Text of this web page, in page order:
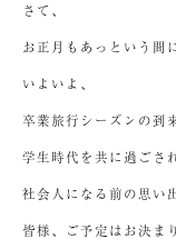
さて、
お正月もあっという間
いよいよ、
卒業旅行シーズンの到
学生時代を共に過ごさ
社会人になる前の思い
皆様、ご予定はお決ま